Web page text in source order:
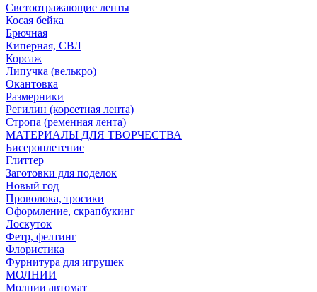
Светоотражающие ленты
Косая бейка
Брючная
Киперная, СВЛ
Корсаж
Липучка (велькро)
Окантовка
Размерники
Регилин (корсетная лента)
Стропа (ременная лента)
МАТЕРИАЛЫ ДЛЯ ТВОРЧЕСТВА
Бисероплетение
Глиттер
Заготовки для поделок
Новый год
Проволока, тросики
Оформление, скрапбукинг
Лоскуток
Фетр, фелтинг
Флористика
Фурнитура для игрушек
МОЛНИИ
Молнии автомат